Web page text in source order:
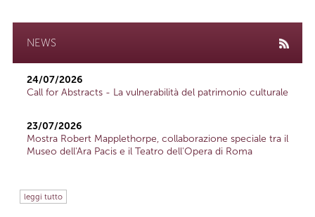
NEWS
24/07/2026
Call for Abstracts - La vulnerabilità del patrimonio culturale
23/07/2026
Mostra Robert Mapplethorpe, collaborazione speciale tra il
Museo dell'Ara Pacis e il Teatro dell'Opera di Roma
leggi tutto